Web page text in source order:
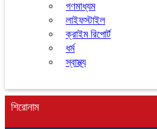
গণমাধ্যম
লাইফস্টাইল
ক্রাইম রিপোর্ট
ধর্ম
স্বাস্থ্য
শিরোনাম